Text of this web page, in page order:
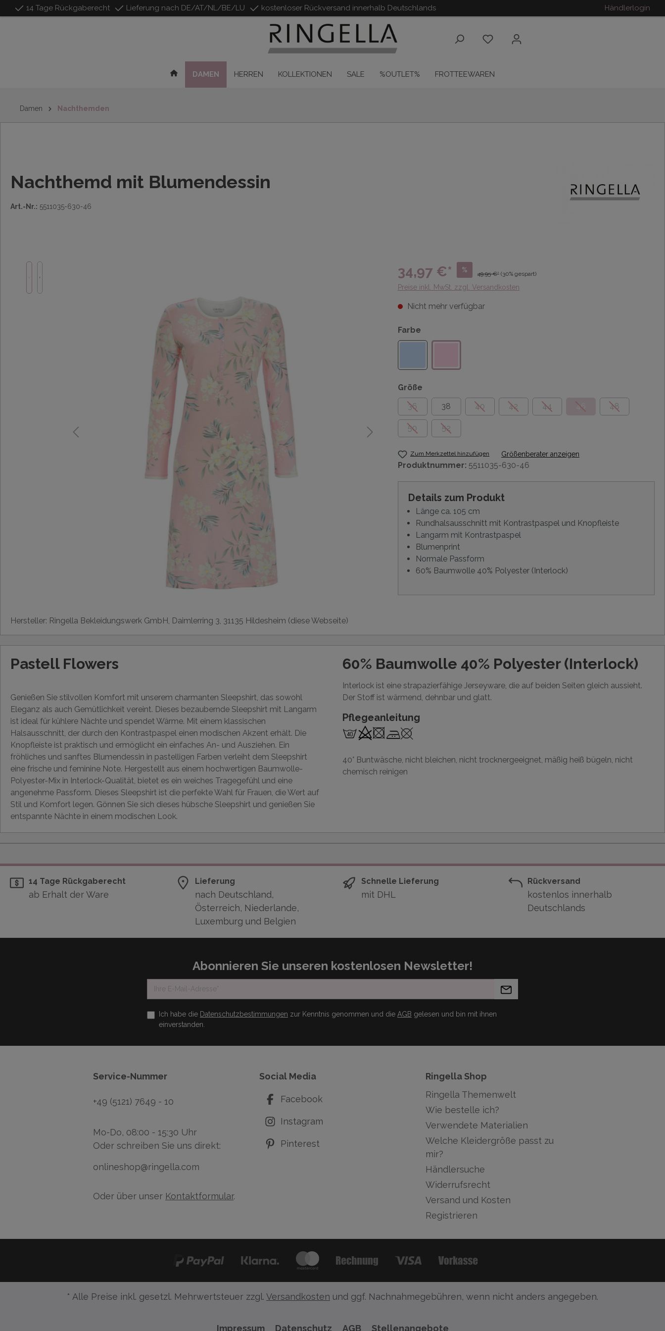
springen
14 Tage Rückgaberecht Lieferung nach DE/AT/NL/BE/LU kostenloser Rückversand innerhalb Deutschlands Händlerlogin
DAMEN HERREN KOLLEKTIONEN SALE %OUTLET% FROTTEEWAREN
Damen Nachthemden
Nachthemd mit Blumendessin
Art.-Nr.: 5511035-630-46
34,97 €* %
49,95 €* (30% gespart)
Preise inkl. MwSt. zzgl. Versandkosten
Nicht mehr verfügbar
Farbe
Größe
36
38 40 42 44 46 48
50 52
Zum Merkzettel hinzufügen Größenberater anzeigen
Produktnummer: 5511035-630-46
Details zum Produkt
Länge ca. 105 cm
Rundhalsausschnitt mit Kontrastpaspel und Knopfleiste
Langarm mit Kontrastpaspel
Blumenprint
Normale Passform
60% Baumwolle 40% Polyester (Interlock)
Hersteller: Ringella Bekleidungswerk GmbH, Daimlerring 3, 31135 Hildesheim (diese Webseite)
Pastell Flowers
Genießen Sie stilvollen Komfort mit unserem charmanten Sleepshirt, das sowohl
Eleganz als auch Gemütlichkeit vereint. Dieses bezaubernde Sleepshirt mit Langarm
ist ideal für kühlere Nächte und spendet Wärme. Mit einem klassischen
Halsausschnitt, der durch den Kontrastpaspel einen modischen Akzent erhält. Die
Knopfleiste ist praktisch und ermöglicht ein einfaches An- und Ausziehen. Ein
fröhliches und sanftes Blumendessin in pastelligen Farben verleiht dem Sleepshirt
eine frische und feminine Note. Hergestellt aus einem hochwertigen Baumwolle-
Polyester-Mix in Interlock-Qualität, bietet es ein weiches Tragegefühl und eine
angenehme Passform. Dieses Sleepshirt ist die perfekte Wahl für Frauen, die Wert auf
Stil und Komfort legen. Gönnen Sie sich dieses hübsche Sleepshirt und genießen Sie
entspannte Nächte in einem modischen Look.
60% Baumwolle 40% Polyester (Interlock)
Interlock ist eine strapazierfähige Jerseyware, die auf beiden Seiten gleich aussieht.
Der Stoff ist wärmend, dehnbar und glatt.
Pflegeanleitung
40° Buntwäsche, nicht bleichen, nicht trocknergeeignet, mäßig heiß bügeln, nicht
chemisch reinigen
14 Tage Rückgaberecht
ab Erhalt der Ware
Lieferung
nach Deutschland,
Österreich, Niederlande,
Luxemburg und Belgien
Schnelle Lieferung
mit DHL
Rückversand
kostenlos innerhalb
Deutschlands
Abonnieren Sie unseren kostenlosen Newsletter!
Ich habe die Datenschutzbestimmungen zur Kenntnis genommen und die AGB gelesen und bin mit ihnen
einverstanden.
Service-Nummer
+49 (5121) 7649 - 10
Mo-Do, 08:00 - 15:30 Uhr
Oder schreiben Sie uns direkt:
onlineshop@ringella.com
Oder über unser Kontaktformular.
Social Media
Facebook
Instagram
Pinterest
Ringella Shop
Ringella Themenwelt
Wie bestelle ich?
Verwendete Materialien
Welche Kleidergröße passt zu
mir?
Händlersuche
Widerrufsrecht
Versand und Kosten
Registrieren
* Alle Preise inkl. gesetzl. Mehrwertsteuer zzgl. Versandkosten und ggf. Nachnahmegebühren, wenn nicht anders angegeben.
Impressum Datenschutz AGB Stellenangebote